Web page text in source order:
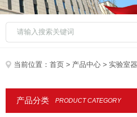
当前位置：首页 > 产品中心 > 实验室
产品分类 PRODUCT CATEGORY